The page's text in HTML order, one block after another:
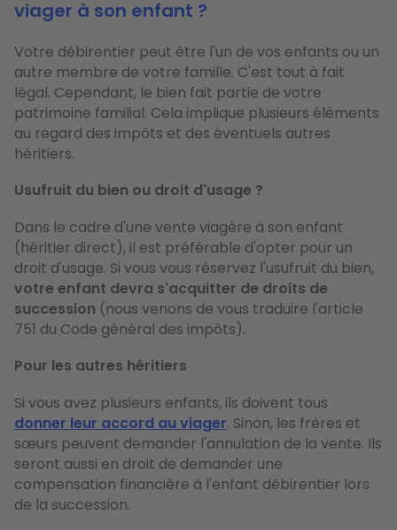
viager à son enfant ?
Votre débirentier peut être l'un de vos enfants ou un
autre membre de votre famille. C'est tout à fait
légal. Cependant, le bien fait partie de votre
patrimoine familial. Cela implique plusieurs éléments
au regard des impôts et des éventuels autres
héritiers.
Usufruit du bien ou droit d'usage ?
Dans le cadre d'une vente viagère à son enfant
(héritier direct), il est préférable d'opter pour un
droit d'usage. Si vous vous réservez l'usufruit du bien,
votre enfant devra s'acquitter de droits de
succession (nous venons de vous traduire l'article
751 du Code général des impôts).
Pour les autres héritiers
Si vous avez plusieurs enfants, ils doivent tous
donner leur accord au viager. Sinon, les frères et
sœurs peuvent demander l'annulation de la vente. Ils
seront aussi en droit de demander une
compensation financière à l'enfant débirentier lors
de la succession.